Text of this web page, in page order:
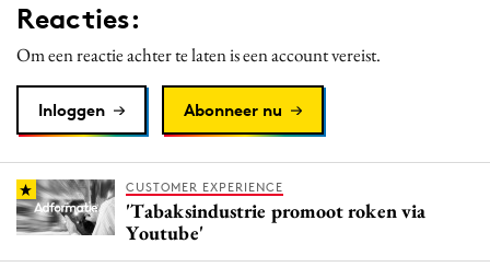
PR
Programmatic
Reputatie & crisis
Reacties:
Om een reactie achter te laten is een account vereist.
Inloggen Abonneer nu
CUSTOMER EXPERIENCE
'Tabaksindustrie promoot roken via
Youtube'